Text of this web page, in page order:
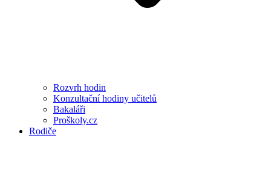
Rozvrh hodin
Konzultační hodiny učitelů
Bakaláři
Proškoly.cz
Rodiče